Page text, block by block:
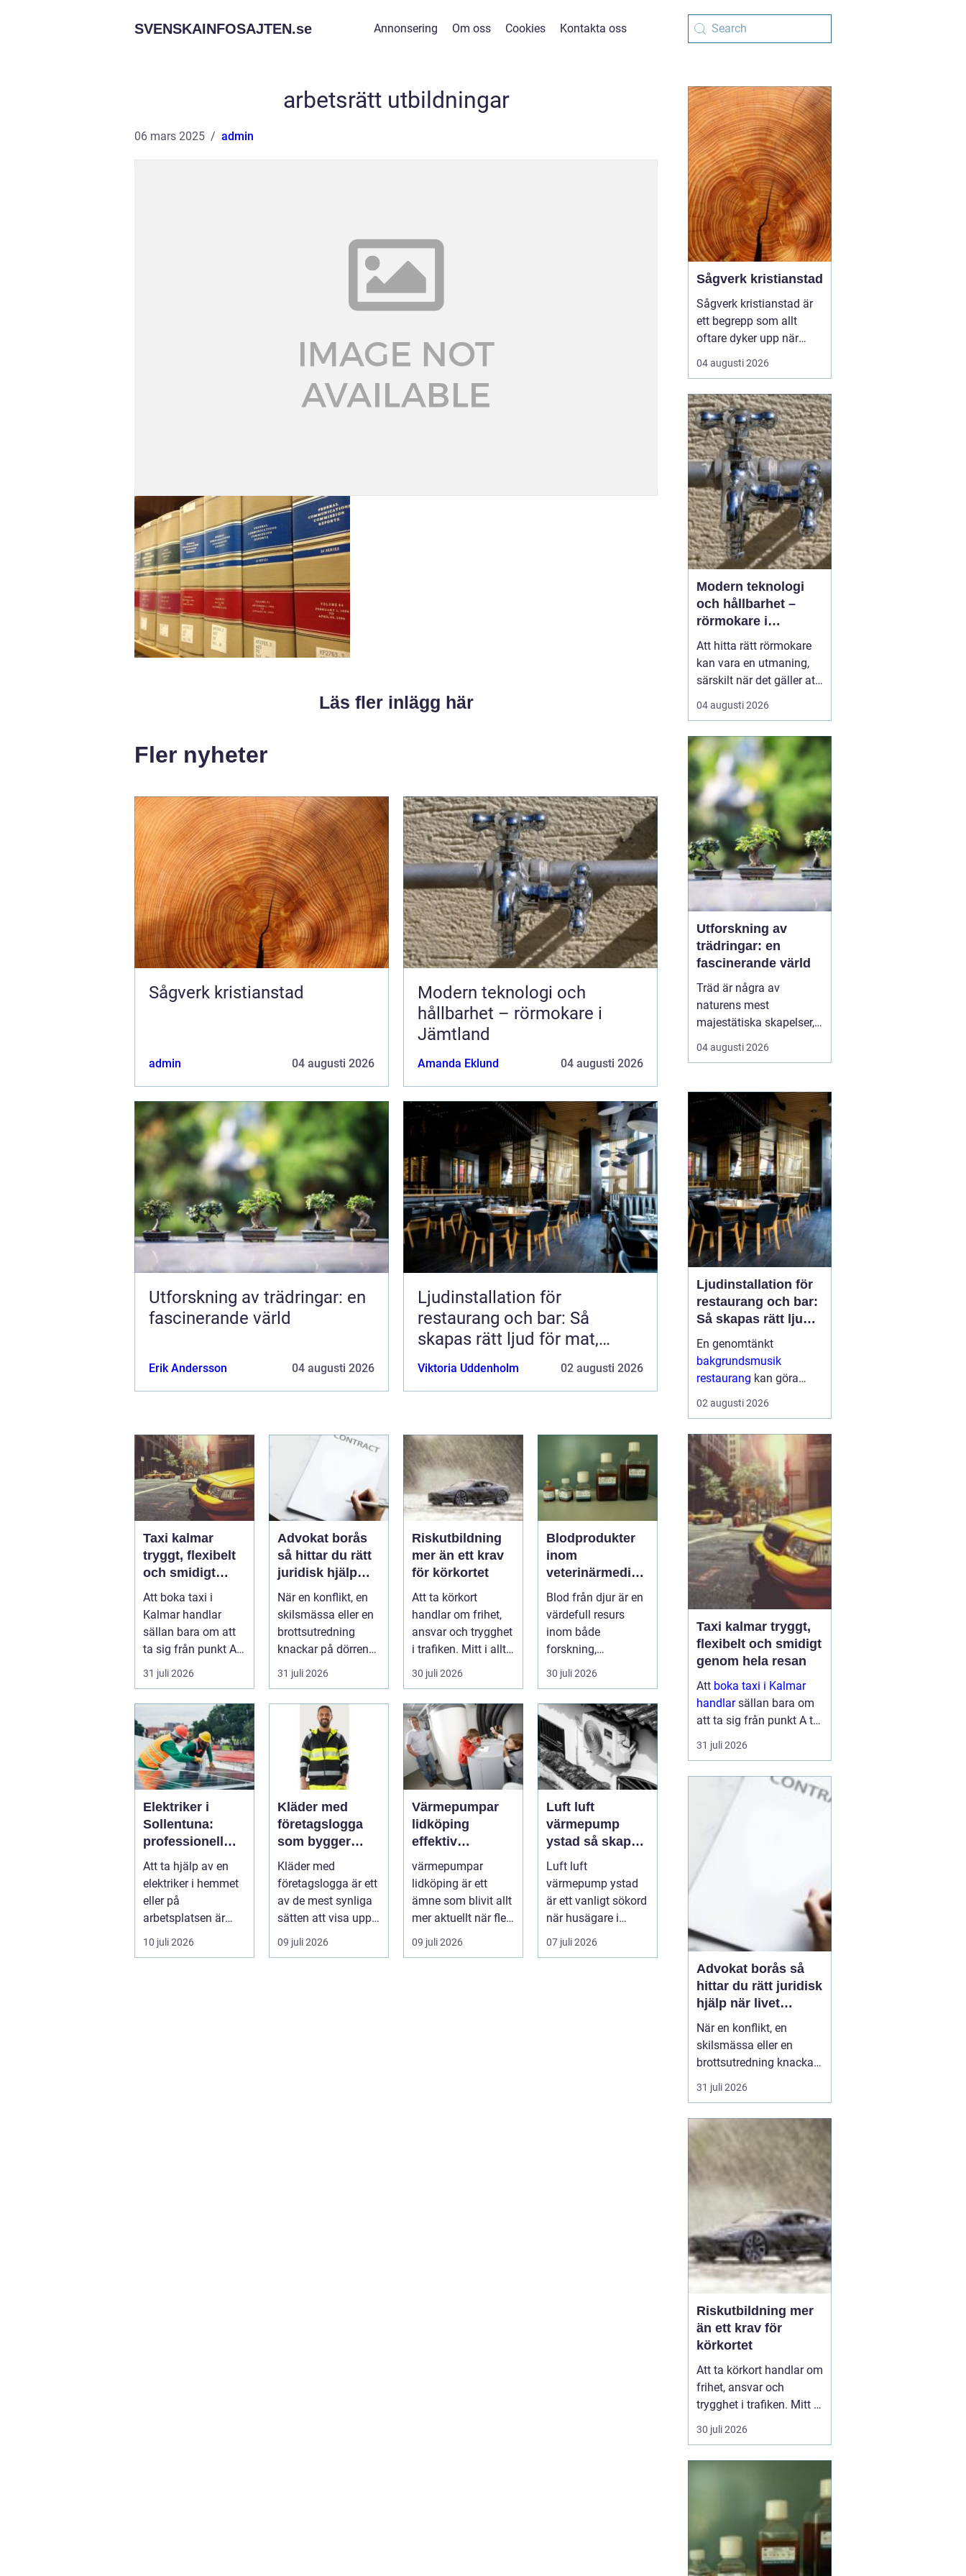
SVENSKAINFOSAJTEN.se Annonsering Om oss Cookies Kontakta oss
arbetsrätt utbildningar
06 mars 2025 admin
Läs fler inlägg här
Fler nyheter
Sågverk kristianstad
admin 04 augusti 2026
Modern teknologi och
hållbarhet – rörmokare i
Jämtland
Amanda Eklund 04 augusti 2026
Utforskning av trädringar: en
fascinerande värld
Erik Andersson 04 augusti 2026
Ljudinstallation för
restaurang och bar: Så
skapas rätt ljud för mat,
dryck och stämning
Viktoria Uddenholm 02 augusti 2026
Taxi kalmar
tryggt, flexibelt
och smidigt
genom hela
resan
Att boka taxi i
Kalmar handlar
sällan bara om att
ta sig från punkt A
till punkt B. För
många är res...
31 juli 2026
Advokat borås
så hittar du rätt
juridisk hjälp
när livet
krånglar
När en konflikt, en
skilsmässa eller en
brottsutredning
knackar på dörren
förändras vardagen
snabbt....
31 juli 2026
Riskutbildning
mer än ett krav
för körkortet
Att ta körkort
handlar om frihet,
ansvar och trygghet
i trafiken. Mitt i allt
detta finns
riskutbild...
30 juli 2026
Blodprodukter
inom
veterinärmedici
n funktion,
kvalitet och
användning
Blod från djur är en
värdefull resurs
inom både
forskning,
diagnostik och
veterinärmedicin.
När blod...
30 juli 2026
Elektriker i
Sollentuna:
professionell
hjälp när du
behöver det
Att ta hjälp av en
elektriker i hemmet
eller på
arbetsplatsen är
ofta en nödv&a...
10 juli 2026
Kläder med
företagslogga
som bygger
varumärke i
vardagen
Kläder med
företagslogga är ett
av de mest synliga
sätten att visa upp
ett varum...
09 juli 2026
Värmepumpar
lidköping
effektiv
uppvärmning för
hus och
fastigheter
värmepumpar
lidköping är ett
ämne som blivit allt
mer aktuellt när fler
fastighetsägare vill
kombine...
09 juli 2026
Luft luft
värmepump
ystad så skapar
du ett behagligt
inomhusklimat
Året om
Luft luft
värmepump ystad
är ett vanligt sökord
när husägare i
sydkustens klimat
vill hitta ett smar...
07 juli 2026
Sågverk kristianstad
Sågverk kristianstad är
ett begrepp som allt
oftare dyker upp när
husbyggare, snickare
och markägare söker
trävaror i nordöstra
skåne. Områdets långa
tradition av skogsbruk
och hantverk har skapat
en stark bas för sågverk
som k...
04 augusti 2026
Modern teknologi
och hållbarhet –
rörmokare i
Jämtland
Att hitta rätt rörmokare
kan vara en utmaning,
särskilt när det gäller att
välja bland många
erbjudanden på en
Jämtland. Kvalificerade
rörmokare är viktiga för
att s&aum...
04 augusti 2026
Utforskning av
trädringar: en
fascinerande värld
Träd är några av
naturens mest
majestätiska skapelser,
och deras årliga
växande lager kan
historia och omgivning.
04 augusti 2026
Ljudinstallation för
restaurang och bar:
Så skapas rätt ljud
för mat, dryck och
stämning
En genomtänkt
bakgrundsmusik
restaurang kan göra
skillnaden mellan en
lokal som gästerna
plats där de g&aum...
02 augusti 2026
Taxi kalmar tryggt,
flexibelt och smidigt
genom hela resan
Att boka taxi i Kalmar
handlarsällan bara om
att ta sig från punkt A till
punkt B. För många är
resan en viktig del av
semestern. En pålitlig
taxiresa kan betyda att
31 juli 2026
Advokat borås så
hittar du rätt juridisk
hjälp när livet
krånglar
När en konflikt, en
skilsmässa eller en
brottsutredning knackar
på dörren förändras
vardagen snabbt.
länge med att kontakta
jurist, ofta av oro för
kostnader eller för att de
inte vet vart de ska
vända sig. Samtidigt kan
31 juli 2026
Riskutbildning mer
än ett krav för
körkortet
Att ta körkort handlar om
frihet, ansvar och
trygghet i trafiken. Mitt i
allt detta finns
riskutbildning, som
tanke: att ge blivande
förare en realistisk bild
av r...
30 juli 2026